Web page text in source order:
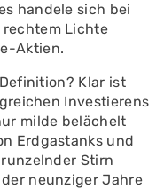
handele sich bei
Lichte
Aktien.
Klar ist
Investierens
milde belächelt
Erdgastanks und
Stirn
neunziger Jahre